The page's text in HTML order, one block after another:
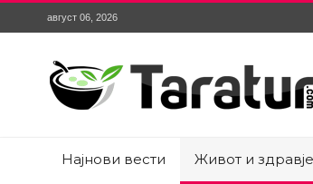
август 06, 2026
Најнови вести Живот и здравје